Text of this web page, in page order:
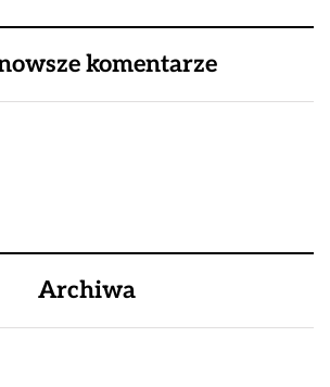
komentarze
Archiwa